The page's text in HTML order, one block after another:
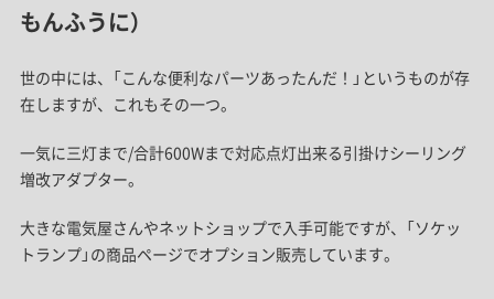
もんふうに）
世の中には、「こんな便利なパーツあったんだ！」というものが存
在しますが、これもその一つ。
一気に三灯まで/合計600Wまで対応点灯出来る引掛けシーリング
増改アダプター。
大きな電気屋さんやネットショップで入手可能ですが、「ソケッ
トランプ」の商品ページでオプション販売しています。